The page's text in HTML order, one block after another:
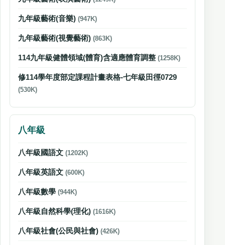
九年級藝術(音樂) (947K)
九年級藝術(視覺藝術) (863K)
114九年級健體領域(體育)含適應體育調整 (1258K)
修114學年度部定課程計畫表格-七年級田徑0729
(530K)
八年級
八年級國語文 (1202K)
八年級英語文 (600K)
八年級數學 (944K)
八年級自然科學(理化) (1616K)
八年級社會(公民與社會) (426K)